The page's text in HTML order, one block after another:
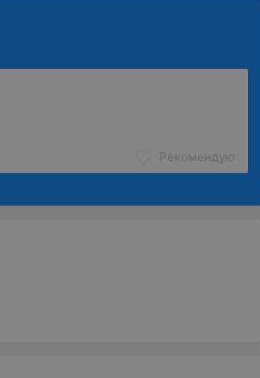
Рекомендую